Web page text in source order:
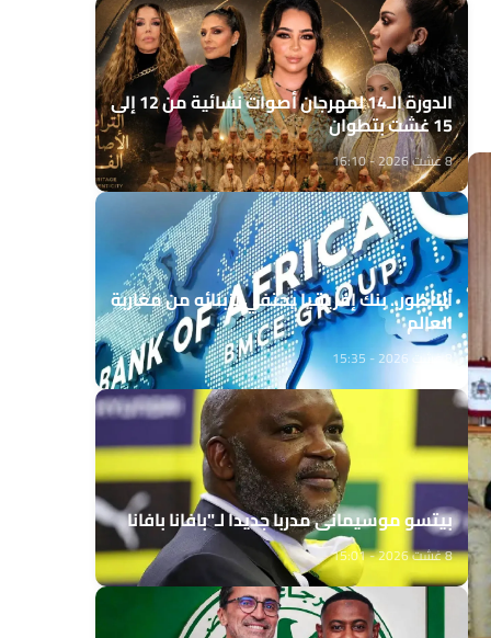
الدورة الـ14 لمهرجان أصوات نسائية من 12 إلى
15 غشت بتطوان
8 غشت 2026 - 16:10
الناظور.. بنك إفريقيا يحتفي بزبنائه من مغاربة
العالم
8 غشت 2026 - 15:35
بيتسو موسيماني مدربا جديدا لـ"بافانا بافانا
8 غشت 2026 - 15:01